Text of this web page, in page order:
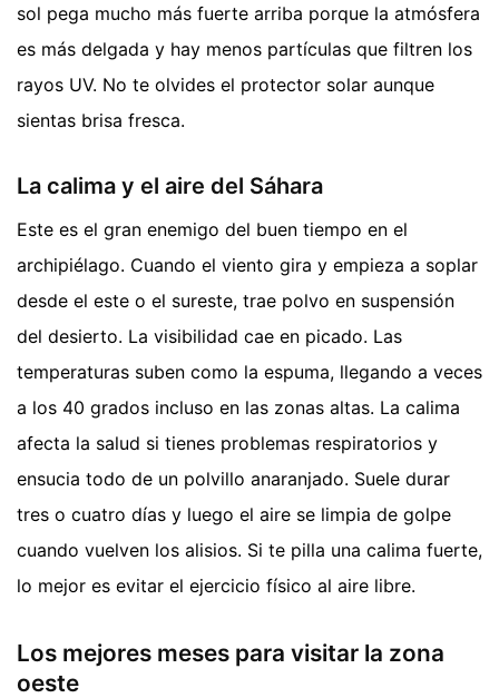
sol pega mucho más fuerte arriba porque la atmósfera
es más delgada y hay menos partículas que filtren los
rayos UV. No te olvides el protector solar aunque
sientas brisa fresca.
La calima y el aire del Sáhara
Este es el gran enemigo del buen tiempo en el
archipiélago. Cuando el viento gira y empieza a soplar
desde el este o el sureste, trae polvo en suspensión
del desierto. La visibilidad cae en picado. Las
temperaturas suben como la espuma, llegando a veces
a los 40 grados incluso en las zonas altas. La calima
afecta la salud si tienes problemas respiratorios y
ensucia todo de un polvillo anaranjado. Suele durar
tres o cuatro días y luego el aire se limpia de golpe
cuando vuelven los alisios. Si te pilla una calima fuerte,
lo mejor es evitar el ejercicio físico al aire libre.
Los mejores meses para visitar la zona
oeste